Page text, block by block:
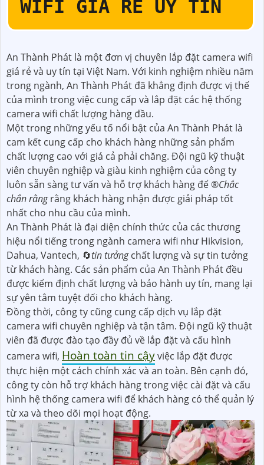
WIFI GIÁ RẺ UY TÍN
An Thành Phát là một đơn vị chuyên lắp đặt camera wifi
giá rẻ và uy tín tại Việt Nam. Với kinh nghiệm nhiều năm
trong ngành, An Thành Phát đã khẳng định được vị thế
của mình trong việc cung cấp và lắp đặt các hệ thống
camera wifi chất lượng hàng đầu.
Một trong những yếu tố nổi bật của An Thành Phát là
cam kết cung cấp cho khách hàng những sản phẩm
chất lượng cao với giá cả phải chăng. Đội ngũ kỹ thuật
viên chuyên nghiệp và giàu kinh nghiệm của công ty
luôn sẵn sàng tư vấn và hỗ trợ khách hàng để ®️Chắc
chắn rằngrằng khách hàng nhận được giải pháp tốt
nhất cho nhu cầu của mình.
An Thành Phát là đại diện chính thức của các thương
hiệu nổi tiếng trong ngành camera wifi như Hikvision,
Dahua, Vantech, 🔄tin tưởngchất lượng và sự tin tưởng
từ khách hàng. Các sản phẩm của An Thành Phát đều
được kiểm định chất lượng và bảo hành uy tín, mang lại
sự yên tâm tuyệt đối cho khách hàng.
Đồng thời, công ty cũng cung cấp dịch vụ lắp đặt
camera wifi chuyên nghiệp và tận tâm. Đội ngũ kỹ thuật
viên đã được đào tạo đầy đủ về lắp đặt và cấu hình
camera wifi, Hoàn toàn tin cậyviệc lắp đặt được
thực hiện một cách chính xác và an toàn. Bên cạnh đó,
công ty còn hỗ trợ khách hàng trong việc cài đặt và cấu
hình hệ thống camera wifi để khách hàng có thể quản lý
từ xa và theo dõi mọi hoạt động.